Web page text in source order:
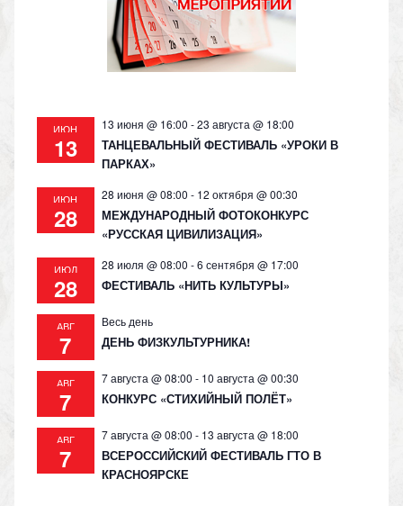
s
ni
ki
p k
ИЮН
13
13 июня @ 16:00 -23 августа @ 18:00
ТАНЦЕВАЛЬНЫЙ ФЕСТИВАЛЬ «УРОКИ В
ПАРКАХ»
ИЮН
28
28 июня @ 08:00 - 12 октября @ 00:30
МЕЖДУНАРОДНЫЙ ФОТОКОНКУРС
«РУССКАЯ ЦИВИЛИЗАЦИЯ»
ИЮЛ
28
28 июля @ 08:00 -6 сентября @ 17:00
ФЕСТИВАЛЬ «НИТЬ КУЛЬТУРЫ»
АВГ
7
Весь день
ДЕНЬ ФИЗКУЛЬТУРНИКА!
АВГ
7
7 августа @ 08:00 - 10 августа @ 00:30
КОНКУРС «СТИХИЙНЫЙ ПОЛЁТ»
АВГ
7
7 августа @ 08:00 - 13 августа @ 18:00
ВСЕРОССИЙСКИЙ ФЕСТИВАЛЬ ГТО В
КРАСНОЯРСКЕ